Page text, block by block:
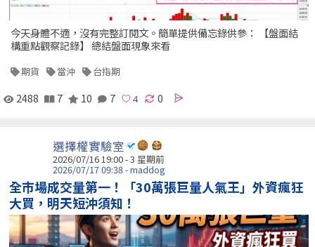
今天身體不適，沒有完整訂閱文。簡單提供備忘錄供參： 【盤面結
構重點觀察記錄】 總結盤面現象來看
期貨 當沖 台指期
2488 7 10 7 0
選擇權實驗室
2026/07/16 19:00 - 3 星期前
2026/07/17 09:38 - maddog
全市場成交量第一！「30萬張巨量人氣王」外資瘋狂
大買，明天短沖須知！